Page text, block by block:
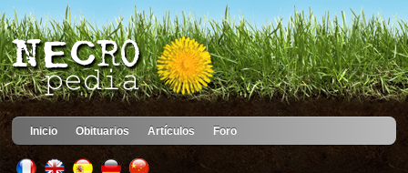
Inicio Obituarios Artículos Foro